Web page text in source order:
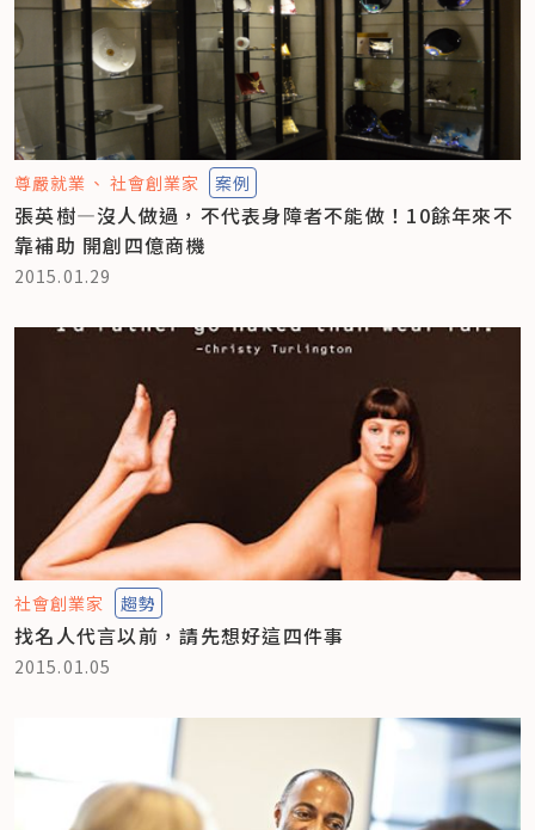
尊嚴就業 社會創業家 案例
張英樹—沒人做過，不代表身障者不能做！10餘年來不
靠補助 開創四億商機
2015.01.29
社會創業家 趨勢
找名人代言以前，請先想好這四件事
2015.01.05